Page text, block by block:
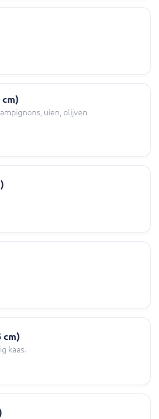
cm)
uien, olijven
cm)
kaas.